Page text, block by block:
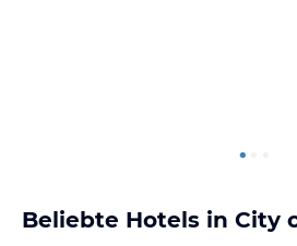
Beliebte Hotels in City